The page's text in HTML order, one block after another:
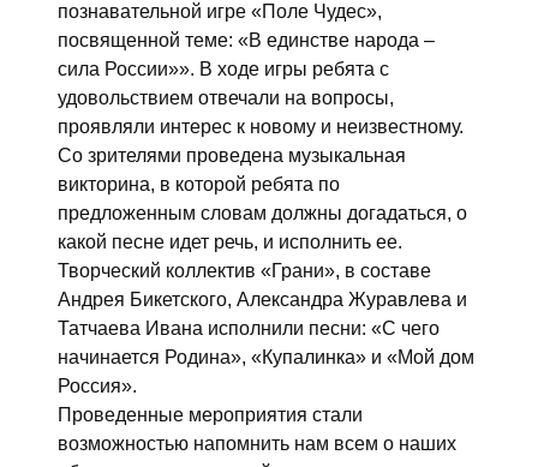
познавательной игре «Поле Чудес»,
посвященной теме: «В единстве народа –
сила России»». В ходе игры ребята с
удовольствием отвечали на вопросы,
проявляли интерес к новому и неизвестному.
Со зрителями проведена музыкальная
викторина, в которой ребята по
предложенным словам должны догадаться, о
какой песне идет речь, и исполнить ее.
Творческий коллектив «Грани», в составе
Андрея Бикетского, Александра Журавлева и
Татчаева Ивана исполнили песни: «С чего
начинается Родина», «Купалинка» и «Мой дом
Россия».
Проведенные мероприятия стали
возможностью напомнить нам всем о наших